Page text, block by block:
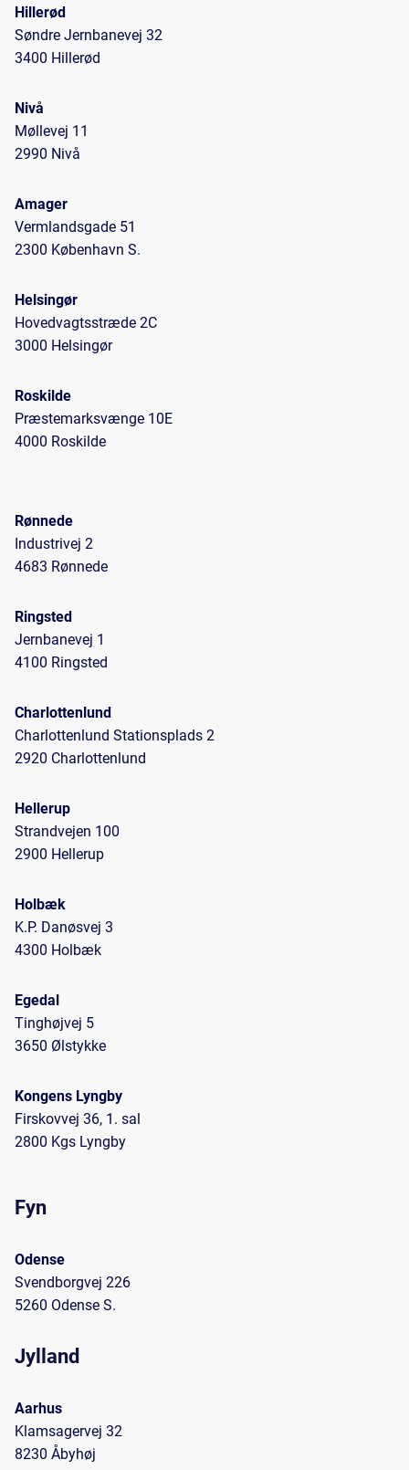
Hillerød
Søndre Jernbanevej 32
3400 Hillerød
Nivå
Møllevej 11
2990 Nivå
Amager
Vermlandsgade 51
2300 København S.
Helsingør
Hovedvagtsstræde 2C
3000 Helsingør
Roskilde
Præstemarksvænge 10E
4000 Roskilde
Rønnede
Industrivej 2
4683 Rønnede
Ringsted
Jernbanevej 1
4100 Ringsted
Charlottenlund
Charlottenlund Stationsplads 2
2920 Charlottenlund
Hellerup
Strandvejen 100
2900 Hellerup
Holbæk
K.P. Danøsvej 3
4300 Holbæk
Egedal
Tinghøjvej 5
3650 Ølstykke
Kongens Lyngby
Firskovvej 36, 1. sal
2800 Kgs Lyngby
Fyn
Odense
Svendborgvej 226
5260 Odense S.
Jylland
Aarhus
Klamsagervej 32
8230 Åbyhøj